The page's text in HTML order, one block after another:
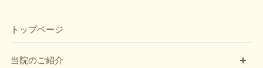
トップページ
当院のご紹介